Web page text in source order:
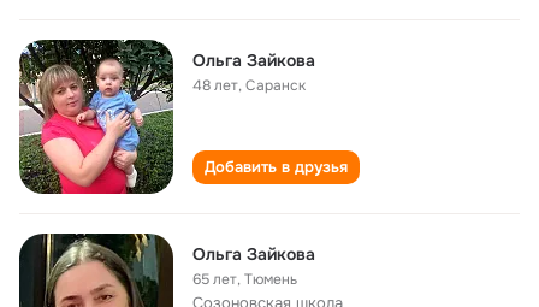
Ольга Зайкова
48 лет,Саранск
Добавить в друзья
Ольга Зайкова
65 лет,Тюмень
Созоновская школа